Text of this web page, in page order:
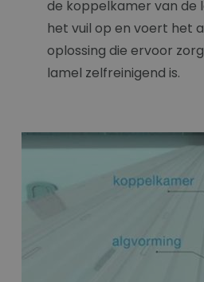
de koppelkamer van de
het vuil op en voert het
oplossing die ervoor
lamel zelfreinigend is.